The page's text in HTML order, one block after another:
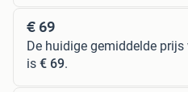
€ 69
De huidige gemiddelde prijs
is € 69.